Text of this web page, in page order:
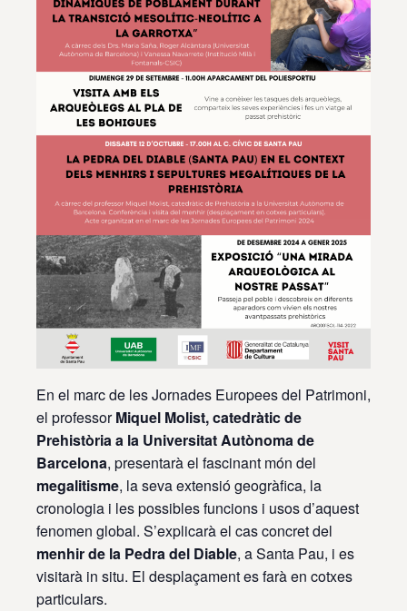
En el marc de les Jornades Europees del Patrimoni,
el professorMiquel Molist, catedràtic de
Prehistòria a la Universitat Autònoma de
Barcelona, presentarà el fascinant món del
megalitisme, la seva extensió geogràfica, la
cronologia i les possibles funcions i usos d’aquest
fenomen global. S’explicarà el cas concret del
menhir de la Pedra del Diable, a Santa Pau, i es
visitarà in situ. El desplaçament es farà en cotxes
particulars.